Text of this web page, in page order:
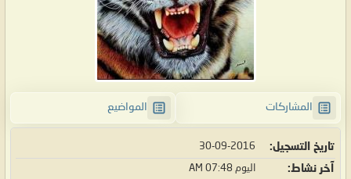
المشاركات المواضيع
تاريخ التسجيل 30-09-2016
آخر نشاط اليوم 07:48 AM